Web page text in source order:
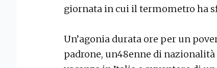
giornata in cui il termometro ha
Un’agonia durata ore per un
padrone, un48enne di